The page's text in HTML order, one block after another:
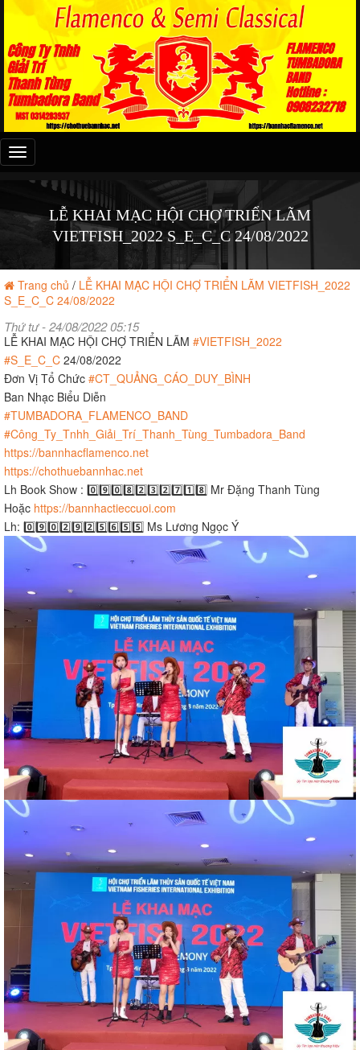
Đây
là
menu
LỄ KHAI MẠC HỘI CHỢ TRIỂN LÃM
VIETFISH_2022 S_E_C_C 24/08/2022
Trang chủ / LỄ KHAI MẠC HỘI CHỢ TRIỂN LÃM VIETFISH_2022
S_E_C_C 24/08/2022
Thứ tư - 24/08/2022 05:15
LỄ KHAI MẠC HỘI CHỢ TRIỂN LÃM #VIETFISH_2022
#S_E_C_C 24/08/2022
Đơn Vị Tổ Chức #CT_QUẢNG_CÁO_DUY_BÌNH
Ban Nhạc Biểu Diễn
#TUMBADORA_FLAMENCO_BAND​​​
#Công_Ty_Tnhh_Giải_Trí_Thanh_Tùng_Tumbadora_Band​​​
https://bannhacflamenco.net​​​
https://chothuebannhac.net​​​
Lh Book Show : 0️⃣9️⃣0️⃣8️⃣2️⃣3️⃣2️⃣7️⃣1️⃣8️⃣ Mr Đặng Thanh Tùng
Hoặc https://bannhactieccuoi.com​​​
Lh: 0️⃣9️⃣0️⃣2️⃣9️⃣2️⃣5️⃣6️⃣5️⃣5️⃣ Ms Lương Ngọc Ý